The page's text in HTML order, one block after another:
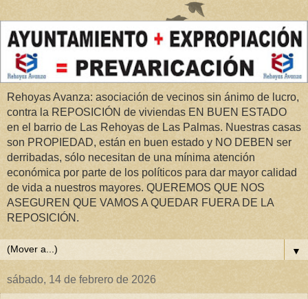
Rehoyas Avanza: asociación de vecinos sin ánimo de lucro,
contra la REPOSICIÓN de viviendas EN BUEN ESTADO
en el barrio de Las Rehoyas de Las Palmas. Nuestras casas
son PROPIEDAD, están en buen estado y NO DEBEN ser
derribadas, sólo necesitan de una mínima atención
económica por parte de los políticos para dar mayor calidad
de vida a nuestros mayores. QUEREMOS QUE NOS
ASEGUREN QUE VAMOS A QUEDAR FUERA DE LA
REPOSICIÓN.
▼
sábado, 14 de febrero de 2026